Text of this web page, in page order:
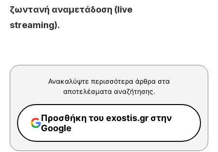
ζωντανή αναμετάδοση (live
streaming).
Ανακαλύψτε περισσότερα άρθρα στα
αποτελέσματα αναζήτησης.
Προσθήκη του exostis.gr στην
Google